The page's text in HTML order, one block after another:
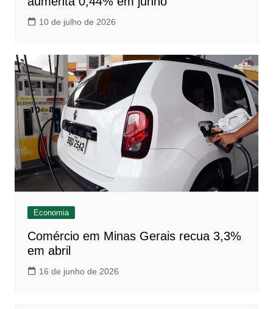
10 de julho de 2026
Economia
Comércio em Minas Gerais recua 3,3%
em abril
16 de junho de 2026